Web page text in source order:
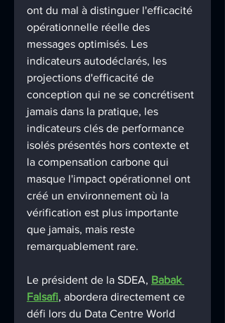
ont du mal à distinguer l'efficacité
opérationnelle réelle des
messages optimisés. Les
indicateurs autodéclarés, les
projections d'efficacité de
conception qui ne se concrétisent
jamais dans la pratique, les
indicateurs clés de performance
isolés présentés hors contexte et
la compensation carbone qui
masque l'impact opérationnel ont
créé un environnement où la
vérification est plus importante
que jamais, mais reste
remarquablement rare.
Le président de la SDEA, Babak
Falsafi, abordera directement ce
défi lors du Data Centre World